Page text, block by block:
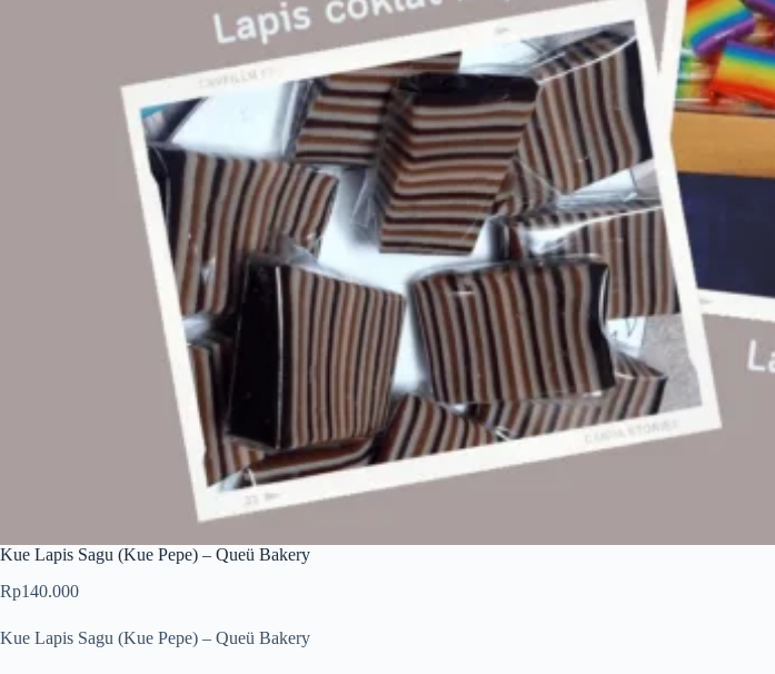
Kue Lapis Sagu (Kue Pepe) – Queü Bakery
Rp140.000
Kue Lapis Sagu (Kue Pepe) – Queü Bakery